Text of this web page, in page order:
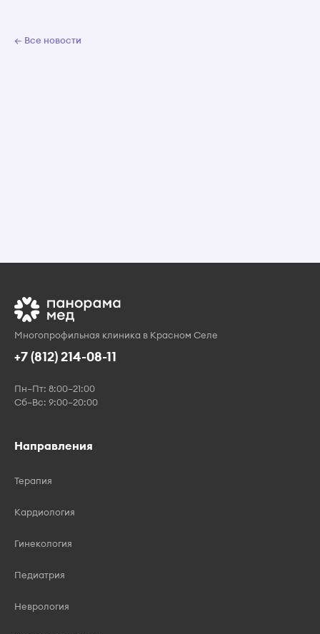
← Все новости
Многопрофильная клиника в Красном Селе
+7 (812) 214-08-11
Пн–Пт: 8:00–21:00
Сб–Вс: 9:00–20:00
Направления
Терапия
Кардиология
Гинекология
Педиатрия
Неврология